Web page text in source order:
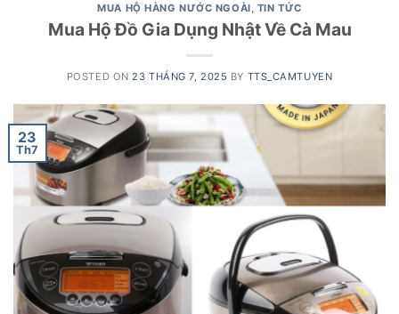
MUA HỘ HÀNG NƯỚC NGOÀI, TIN TỨC
Mua Hộ Đồ Gia Dụng Nhật Về Cà Mau
POSTED ON 23 THÁNG 7, 2025 BY TTS_CAMTUYEN
23
Th7